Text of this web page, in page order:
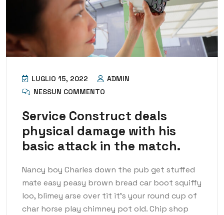
LUGLIO 15, 2022
ADMIN
NESSUN COMMENTO
Service Construct deals
physical damage with his
basic attack in the match.
Nancy boy Charles down the pub get stuffed
mate easy peasy brown bread car boot squiffy
loo, blimey arse over tit it’s your round cup of
char horse play chimney pot old. Chip shop